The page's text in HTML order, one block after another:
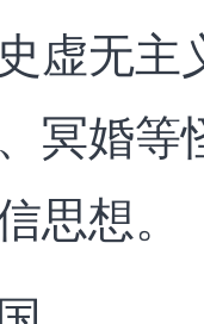
虚无主
冥婚等
思想。